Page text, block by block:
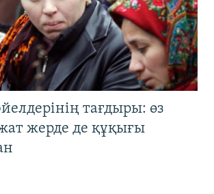
тағдыры: өз
жерде де құқығы